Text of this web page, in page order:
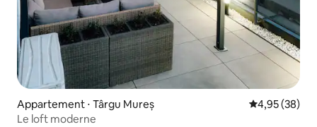
Appartement ⋅ Târgu Mureș Évaluation
4,95 (38)
Le loft moderne